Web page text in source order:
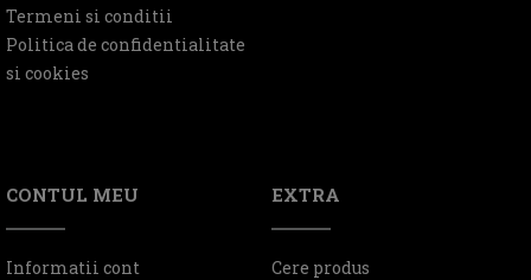
Termeni si conditii
Politica de confidentialitate
si cookies
CONTUL MEU
Informatii cont
EXTRA
Cere produs